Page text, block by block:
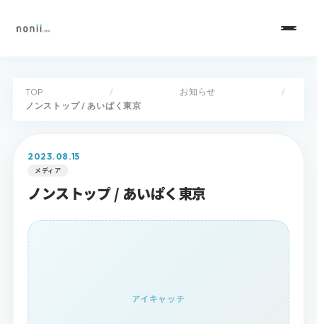
TOP / お知らせ
/
ノンストップ / あいぱく東京
2023.08.15
メディア
ノンストップ / あいぱく東京
アイキャッチ